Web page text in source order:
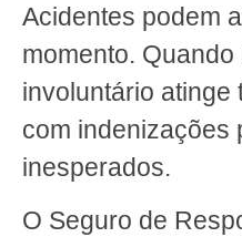
Acidentes podem
momento. Quando
involuntário atinge
com indenizações
inesperados.
O Seguro de